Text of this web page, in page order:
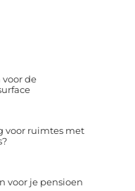
de
voor ruimtes met
voor je pensioen